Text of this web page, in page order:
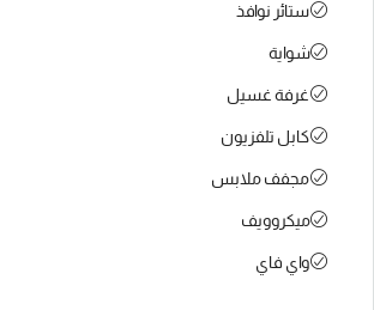
ستائر نوافذ
شواية
غرفة غسيل
كابل تلفزيون
مجفف ملابس
ميكروويف
واي فاي